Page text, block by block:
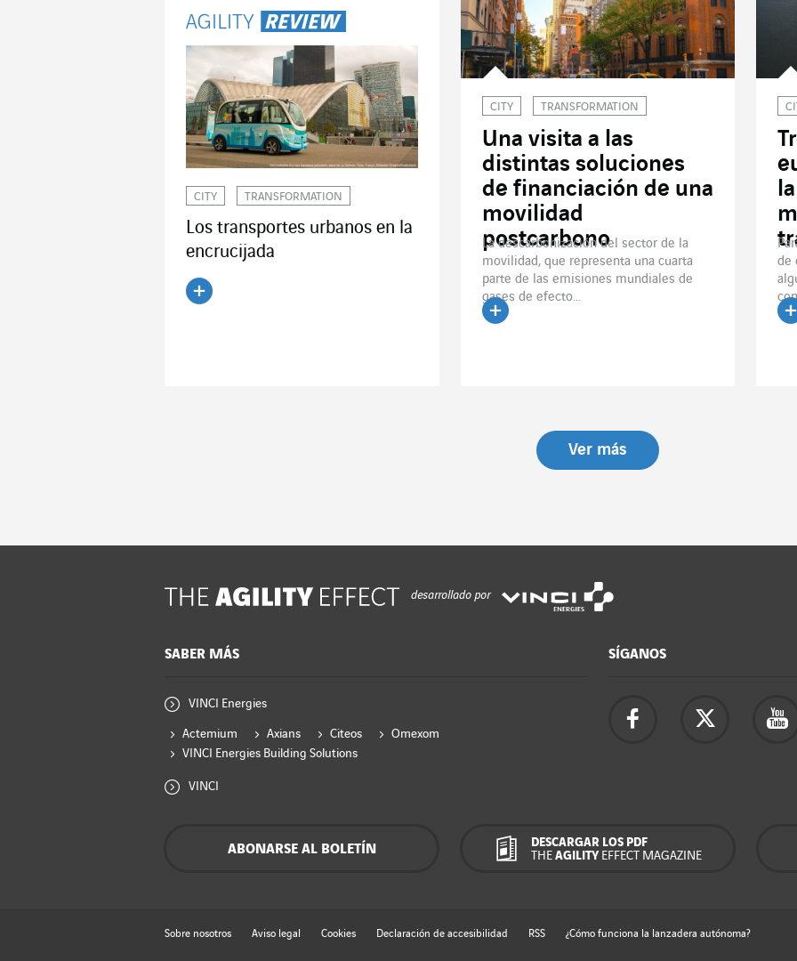
CITY TRANSFORMATION
Los transportes urbanos en la
encrucijada
CITY TRANSFORMATION
Una visita a las
distintas soluciones
de financiación de una
movilidad
postcarbono
La descarbonización del sector de la
movilidad, que representa una cuarta
parte de las emisiones mundiales de
gases de efecto...
de
Ver más
desarrollado por
SABER MÁS
VINCI Energies
Actemium Axians Citeos
Omexom
VINCI Energies Building Solutions
VINCI
SÍGANOS
ABONARSE AL BOLETÍN
DESCARGAR LOS PDF
THEAGILITY EFFECT MAGAZINE
Sobre nosotros Aviso legal Cookies Declaración de accesibilidad RSS ¿Cómo funciona la lanzadera autónoma?